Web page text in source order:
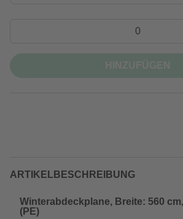
ARTIKELBESCHREIBUNG
Winterabdeckplane, Breite: 560
(PE)